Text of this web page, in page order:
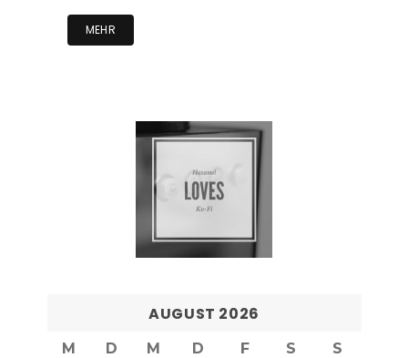
MEHR
AUGUST 2026
M D M D F S
S